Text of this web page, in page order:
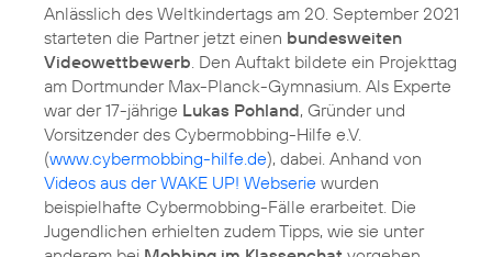
Anlässlich des Weltkindertags am 20. September 2021
starteten die Partner jetzt einen bundesweiten
Videowettbewerb . Den Auftakt bildete ein Projekttag
am Dortmunder Max-Planck-Gymnasium. Als Experte
war der 17-jährige Lukas Pohland, Gründer und
Vorsitzender des Cybermobbing-Hilfe e.V.
(www.cybermobbing-hilfe.de), dabei. Anhand von
Videos aus der WAKE UP! Webserie wurden
beispielhafte Cybermobbing-Fälle erarbeitet. Die
Jugendlichen erhielten zudem Tipps, wie sie unter